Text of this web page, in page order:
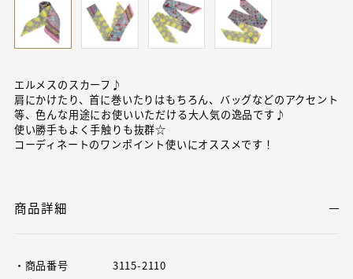
エルメスのスカーフ♪
肩にかけたり、首に巻いたりはもちろん、バッグなどのアクセント
等、色んな用途にお使いいただける大人気の逸品です♪
使い勝手もよく手触りも抜群☆
コーディネートのワンポイント使いにオススメです！
商品詳細
・商品番号
3115-2110